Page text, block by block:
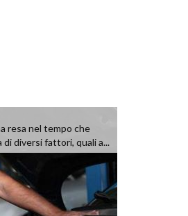
resa nel tempo che
di diversi fattori, quali a...